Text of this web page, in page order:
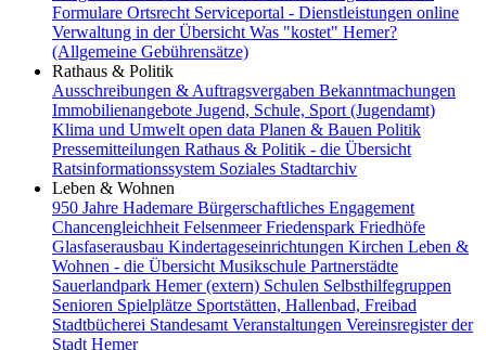
Formulare Ortsrecht Serviceportal - Dienstleistungen online
Verwaltung in der Übersicht Was "kostet" Hemer?
(Allgemeine Gebührensätze)
Rathaus & Politik
Ausschreibungen & Auftragsvergaben Bekanntmachungen
Immobilienangebote Jugend, Schule, Sport (Jugendamt)
Klima und Umwelt open data Planen & Bauen Politik
Pressemitteilungen Rathaus & Politik - die Übersicht
Ratsinformationssystem Soziales Stadtarchiv
Leben & Wohnen
950 Jahre Hademare Bürgerschaftliches Engagement
Chancengleichheit FelsenmeerFriedenspark Friedhöfe
Glasfaserausbau Kindertageseinrichtungen Kirchen Leben &
Wohnen - die Übersicht Musikschule Partnerstädte
Sauerlandpark Hemer (extern) Schulen Selbsthilfegruppen
Senioren Spielplätze Sportstätten, Hallenbad, Freibad
Stadtbücherei Standesamt Veranstaltungen Vereinsregister der
Stadt Hemer